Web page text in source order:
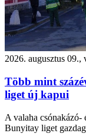
2026. augusztus 09.,
Több mint
liget új kapui
A valaha csónakázó-
Bunyitay liget